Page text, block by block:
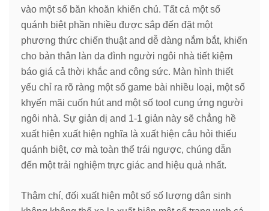
vào một số băn khoăn khiến chủ. Tất cả một số
quánh biệt phần nhiều được sắp đến đặt một
phương thức chiến thuật and dễ dàng nắm bắt, khiến
cho bản thân làn da đình người ngôi nhà tiết kiệm
báo giá cả thời khắc and công sức. Màn hình thiết
yếu chỉ ra rõ ràng một số game bài nhiều loại, một số
khyến mãi cuốn hút and một số tool cung ứng người
ngôi nhà. Sự giản dị and 1-1 giản này sẽ chẳng hề
xuất hiện xuất hiện nghĩa là xuất hiện câu hỏi thiếu
quánh biệt, cơ mà toàn thể trái ngược, chúng dẫn
đến một trải nghiệm trực giác and hiệu quả nhất.
Thậm chí, đối xuất hiện một số số lượng dân sinh